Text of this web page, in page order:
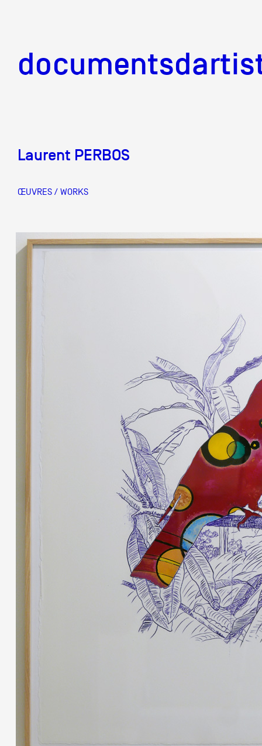
Équipe
Actions
Documentation
Visites d'ateliers
Production vidéo
Formation
Événements
1% œuvres
Laurent PERBOS
ŒUVRES / WORKS